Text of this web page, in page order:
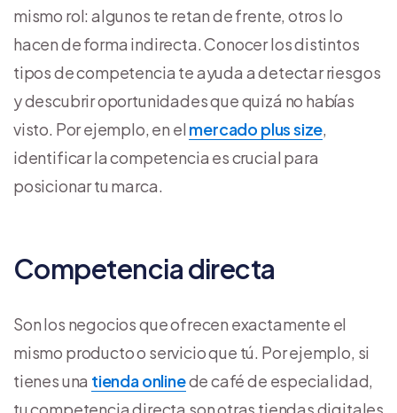
mismo rol: algunos te retan de frente, otros lo
hacen de forma indirecta. Conocer los distintos
tipos de competencia te ayuda a detectar riesgos
y descubrir oportunidades que quizá no habías
visto. Por ejemplo, en el mercado plus size,
identificar la competencia es crucial para
posicionar tu marca.
Competencia directa
Son los negocios que ofrecen exactamente el
mismo producto o servicio que tú. Por ejemplo, si
tienes una tienda onlinede café de especialidad,
tu competencia directa son otras tiendas digitales